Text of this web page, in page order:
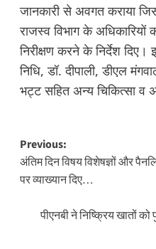
जानकारी से अवगत कराया
राजस्व विभाग के अधिकारियों
निरीक्षण करने के निर्देश
निधि, डॉ. दीपाली, डीएल
भट्ट सहित अन्य चिकित्सा व
Post
navigation
Previous:
अंतिम दिन विषय विशेषज्ञों और
पर व्याख्यान दिए…
पीएनबी ने निष्क्रिय खातों